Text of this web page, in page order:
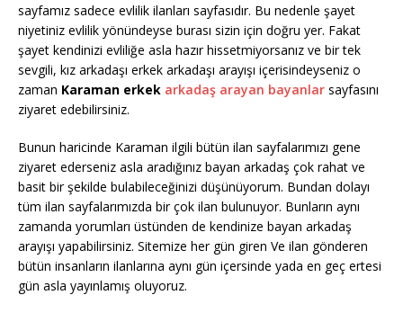
sayfamız sadece evlilik ilanları sayfasıdır. Bu nedenle şayet
niyetiniz evlilik yönündeyse burası sizin için doğru yer. Fakat
şayet kendinizi evliliğe asla hazır hissetmiyorsanız ve bir tek
sevgili, kız arkadaşı erkek arkadaşı arayışı içerisindeyseniz o
zaman Karaman erkek arkadaş arayan bayanlar sayfasını
ziyaret edebilirsiniz.
Bunun haricinde Karaman ilgili bütün ilan sayfalarımızı gene
ziyaret ederseniz asla aradığınız bayan arkadaş çok rahat ve
basit bir şekilde bulabileceğinizi düşünüyorum. Bundan dolayı
tüm ilan sayfalarımızda bir çok ilan bulunuyor. Bunların aynı
zamanda yorumları üstünden de kendinize bayan arkadaş
arayışı yapabilirsiniz. Sitemize her gün giren Ve ilan gönderen
bütün insanların ilanlarına aynı gün içersinde yada en geç ertesi
gün asla yayınlamış oluyoruz.